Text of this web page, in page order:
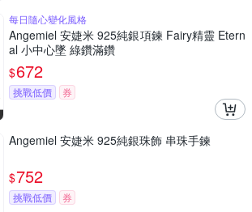
每日隨心變化風格
Angemiel 安婕米 925純銀項鍊 Fairy精靈 Etern
al 小中心墜 綠鑽滿鑽
$672
挑戰低價 券
Angemiel 安婕米 925純銀珠飾 串珠手鍊
$752
挑戰低價 券